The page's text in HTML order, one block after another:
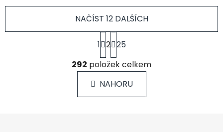
O
v
l
á
d
NAČÍST 12 DALŠÍCH
S
t
r
á
n
k
1 2 25
292 položek celkem
NAHORU